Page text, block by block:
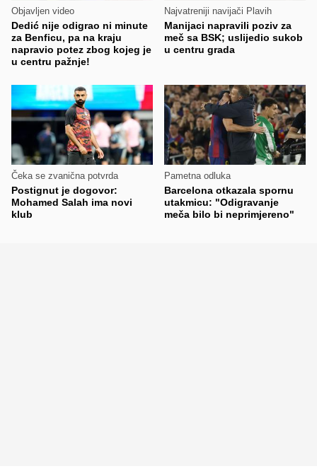
Objavljen video
Dedić nije odigrao ni minute
za Benficu, pa na kraju
napravio potez zbog kojeg je
u centru pažnje!
Najvatreniji navijači Plavih
Manijaci napravili poziv za
meč sa BSK; uslijedio sukob
u centru grada
Čeka se zvanična potvrda
Postignut je dogovor:
Mohamed Salah ima novi
klub
Pametna odluka
Barcelona otkazala spornu
utakmicu: "Odigravanje
meča bilo bi neprimjereno"